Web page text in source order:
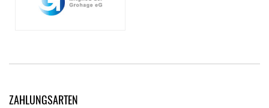
ZAHLUNGSARTEN